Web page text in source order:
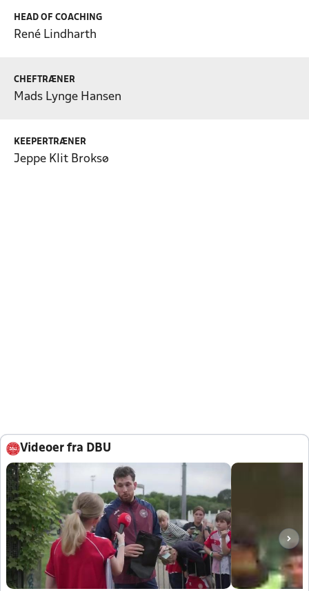
HEAD OF COACHING
René Lindharth
CHEFTRÆNER
Mads Lynge Hansen
KEEPERTRÆNER
Jeppe Klit Broksø
Videoer fra DBU